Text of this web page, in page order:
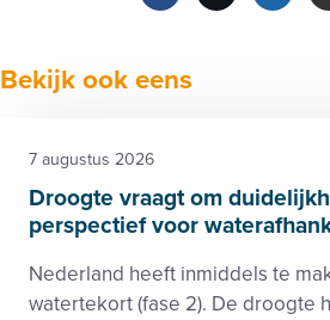
Bekijk ook eens
Droogte vraagt om
perspectief voor
Nederland heeft inmiddels te
watertekort (fase 2). De droogte
7 augustus 2026